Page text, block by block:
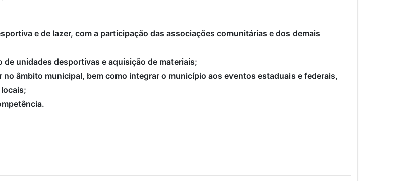
e de lazer, com a participação das associações comunitárias e dos demais
unidades desportivas e aquisição de materiais;
âmbito municipal, bem como integrar o município aos eventos estaduais e federais,